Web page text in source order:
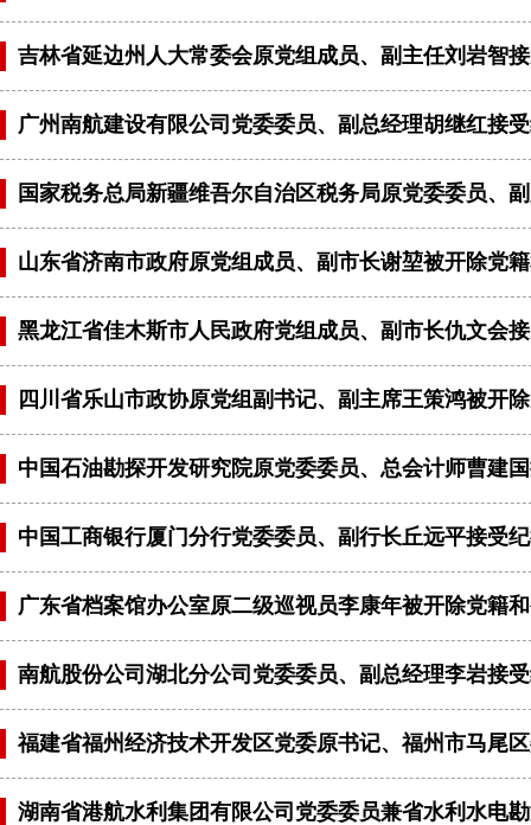
吉林省延边州人大常委会原党组成员、副主任刘岩智
广州南航建设有限公司党委委员、副总经理胡继红接
国家税务总局新疆维吾尔自治区税务局原党委委员、
山东省济南市政府原党组成员、副市长谢堃被开除党
黑龙江省佳木斯市人民政府党组成员、副市长仇文会
四川省乐山市政协原党组副书记、副主席王策鸿被开
中国石油勘探开发研究院原党委委员、总会计师曹建
中国工商银行厦门分行党委委员、副行长丘远平接受
广东省档案馆办公室原二级巡视员李康年被开除党籍
南航股份公司湖北分公司党委委员、副总经理李岩接
福建省福州经济技术开发区党委原书记、福州市马尾
湖南省港航水利集团有限公司党委委员兼省水利水电